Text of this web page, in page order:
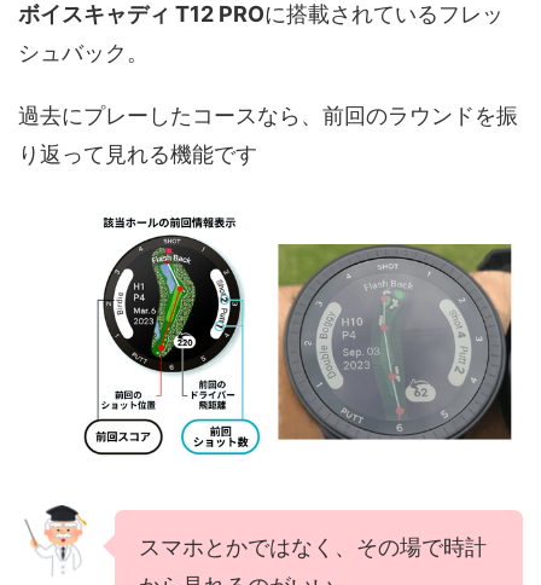
ボイスキャディ T12 PROに搭載されているフレッ
シュバック。
過去にプレーしたコースなら、前回のラウンドを振
り返って見れる機能です
スマホとかではなく、その場で時計